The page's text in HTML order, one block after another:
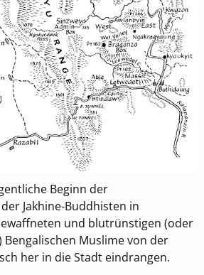
Beginn der
Jakhine-Buddhisten in
und blutrünstigen (oder
Muslime von der
her in die Stadt eindrangen.